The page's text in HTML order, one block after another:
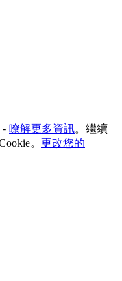
- 瞭解更多資訊。繼續
。 更改您的